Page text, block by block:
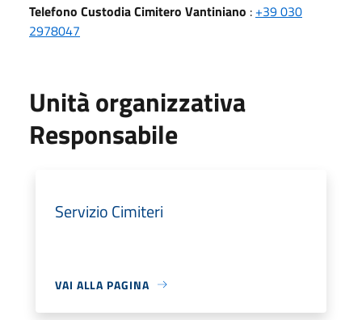
Telefono Custodia Cimitero Vantiniano : +39 030
2978047
Unità organizzativa
Responsabile
Servizio Cimiteri
VAI ALLA PAGINA